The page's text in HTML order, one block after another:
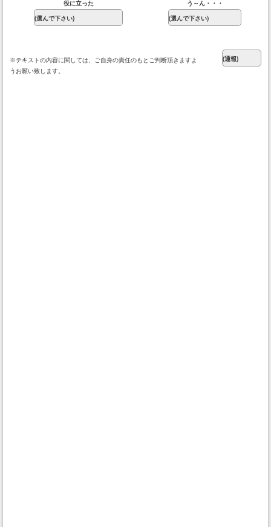
役に立った う～ん・・・
※テキストの内容に関しては、ご自身の責任のもとご判断頂きますよ
うお願い致します。